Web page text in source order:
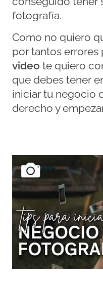
fotografía.
Como no quiero
por tantos errores
video te quiero
que debes tener
iniciar tu negocio
derecho y